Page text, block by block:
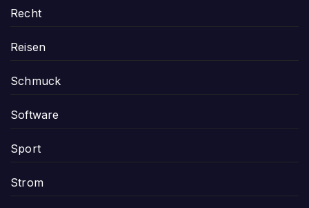
Recht
Reisen
Schmuck
Software
Sport
Strom